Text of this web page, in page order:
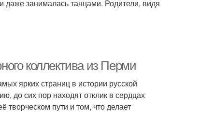
даже занималась танцами. Родители, видя
коллектива из Перми
ярких страниц в истории русской
до сих пор находят отклик в сердцах
творческом пути и том, что делает